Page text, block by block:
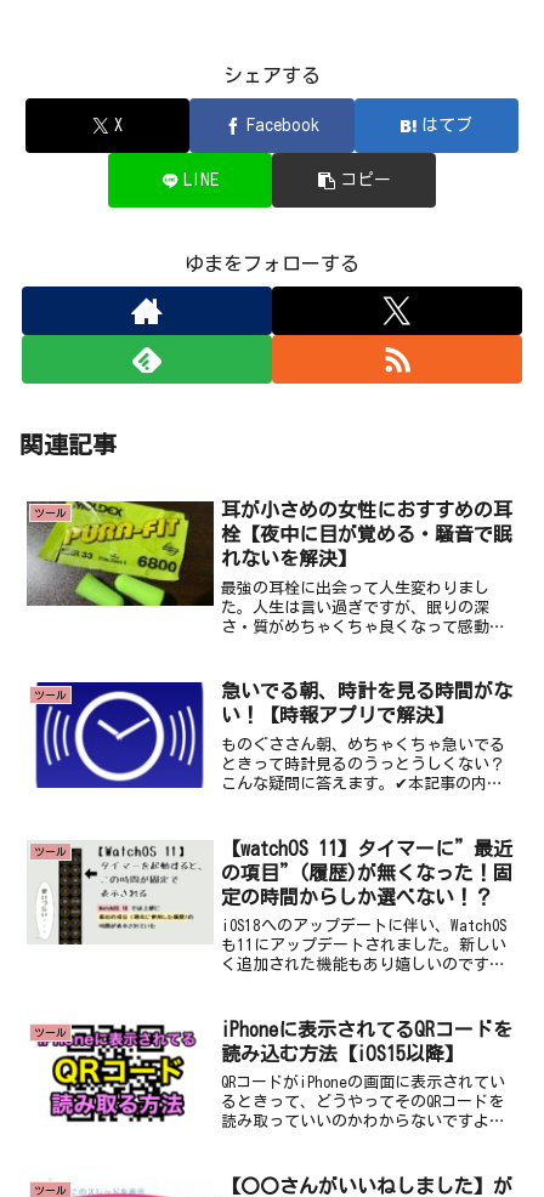
シェアする
X Facebook はてブ
LINE コピー
ゆまをフォローする
関連記事
ツール
耳が小さめの女性におすすめの耳
栓【夜中に目が覚める・騒音で眠
れないを解決】
最強の耳栓に出会って人生変わりまし
た。人生は言い過ぎですが、眠りの深
さ・質がめちゃくちゃ良くなって感動を
書いています。というわけで、今回の記
事はこんな人（↓）向けです。...
ツール
急いでる朝、時計を見る時間がな
い！【時報アプリで解決】
ものぐささん朝、めちゃくちゃ急いでる
ときって時計見るのうっとうしくない？
こんな疑問に答えます。✔本記事の内容
ーパーめんどくさがり＆効率化が大好き
なみかこです。うちには時...
ツール
【watchOS 11】タイマーに”最近
の項目”(履歴)が無くなった！固
定の時間からしか選べない！？
iOS18へのアップデートに伴い、WatchOS
も11にアップデートされました。新しい
く追加された機能もあり嬉しいのです
以前とは仕様が変わっていて困惑しまし
た。過去の履...
ツール
iPhoneに表示されてるQRコードを
読み込む方法【iOS15以降】
QRコードがiPhoneの画面に表示されてい
るときって、どうやってそのQRコードを
読み取っていいのかわからないですよ
あるならそちらに移してからiPhon...
ツール
【〇〇さんがいいねしました】が